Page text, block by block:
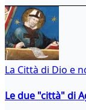
La Città di Dio e
Le due "città" di